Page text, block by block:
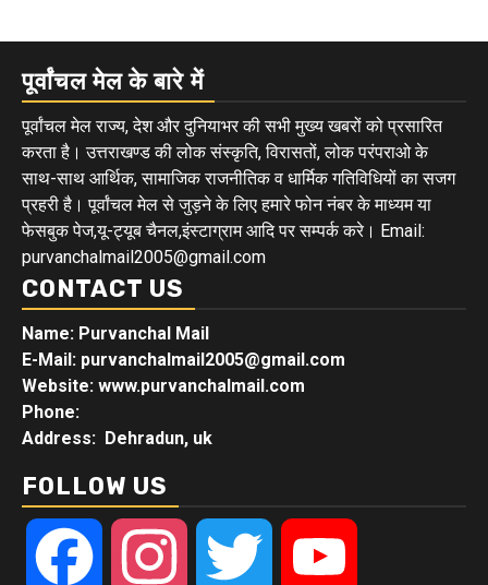
पूर्वांचल मेल के बारे में
पूर्वांचल मेल राज्य, देश और दुनियाभर की सभी मुख्य खबरों को प्रसारित
करता है। उत्तराखण्ड की लोक संस्कृति, विरासतों, लोक परंपराओ के
साथ-साथ आर्थिक, सामाजिक राजनीतिक व धार्मिक गतिविधियों का सजग
प्रहरी है। पूर्वांचल मेल से जुड़ने के लिए हमारे फोन नंबर के माध्यम या
फेसबुक पेज,यू-ट्यूब चैनल,इंस्टाग्राम आदि पर सम्पर्क करे। Email:
purvanchalmail2005@gmail.com
CONTACT US
Name: Purvanchal Mail
E-Mail: purvanchalmail2005@gmail.com
Website: www.purvanchalmail.com
Phone:
Address: Dehradun, uk
FOLLOW US
Facebook Instagram Twitter